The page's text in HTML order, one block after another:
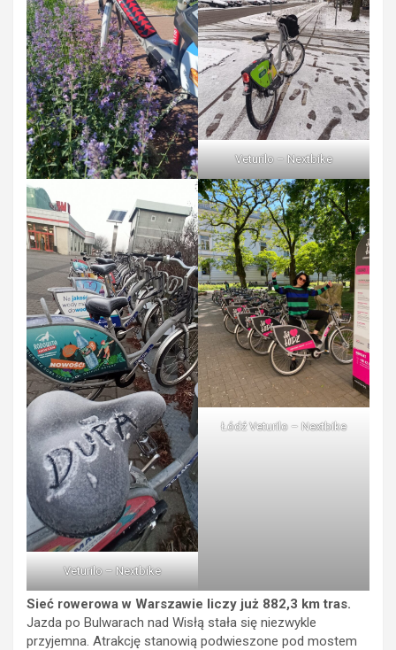
Veturilo – Nextbike
Veturilo – Nextbike
Łódź Veturilo – Nextbike
Sieć rowerowa w Warszawie liczy już 882,3 km tras.
Jazda po Bulwarach nad Wisłą stała się niezwykle
przyjemna. Atrakcję stanowią podwieszone pod mostem